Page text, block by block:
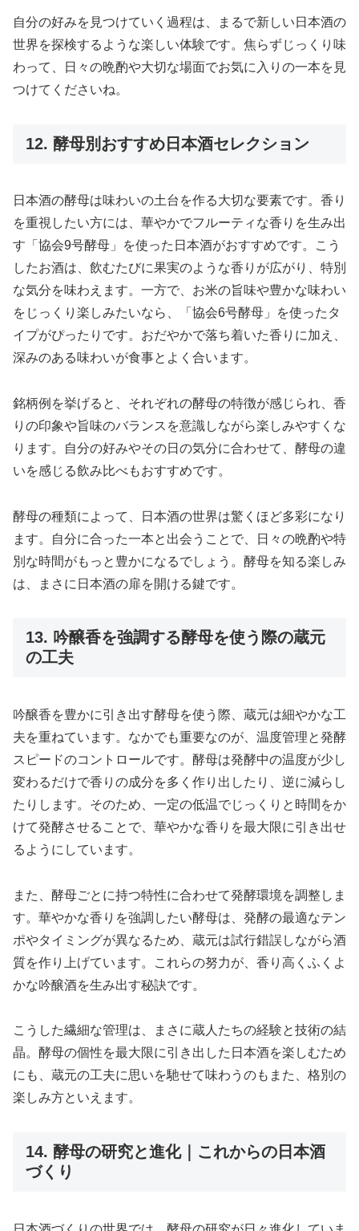
自分の好みを見つけていく過程は、まるで新しい日本酒の
世界を探検するような楽しい体験です。焦らずじっくり味
わって、日々の晩酌や大切な場面でお気に入りの一本を見
つけてくださいね。
12. 酵母別おすすめ日本酒セレクション
日本酒の酵母は味わいの土台を作る大切な要素です。香り
を重視したい方には、華やかでフルーティな香りを生み出
す「協会9号酵母」を使った日本酒がおすすめです。こう
したお酒は、飲むたびに果実のような香りが広がり、特別
な気分を味わえます。一方で、お米の旨味や豊かな味わい
をじっくり楽しみたいなら、「協会6号酵母」を使ったタ
イプがぴったりです。おだやかで落ち着いた香りに加え、
深みのある味わいが食事とよく合います。
銘柄例を挙げると、それぞれの酵母の特徴が感じられ、香
りの印象や旨味のバランスを意識しながら楽しみやすくな
ります。自分の好みやその日の気分に合わせて、酵母の違
いを感じる飲み比べもおすすめです。
酵母の種類によって、日本酒の世界は驚くほど多彩になり
ます。自分に合った一本と出会うことで、日々の晩酌や特
別な時間がもっと豊かになるでしょう。酵母を知る楽しみ
は、まさに日本酒の扉を開ける鍵です。
13. 吟醸香を強調する酵母を使う際の蔵元
の工夫
吟醸香を豊かに引き出す酵母を使う際、蔵元は細やかな工
夫を重ねています。なかでも重要なのが、温度管理と発酵
スピードのコントロールです。酵母は発酵中の温度が少し
変わるだけで香りの成分を多く作り出したり、逆に減らし
たりします。そのため、一定の低温でじっくりと時間をか
けて発酵させることで、華やかな香りを最大限に引き出せ
るようにしています。
また、酵母ごとに持つ特性に合わせて発酵環境を調整しま
す。華やかな香りを強調したい酵母は、発酵の最適なテン
ポやタイミングが異なるため、蔵元は試行錯誤しながら酒
質を作り上げています。これらの努力が、香り高くふくよ
かな吟醸酒を生み出す秘訣です。
こうした繊細な管理は、まさに蔵人たちの経験と技術の結
晶。酵母の個性を最大限に引き出した日本酒を楽しむため
にも、蔵元の工夫に思いを馳せて味わうのもまた、格別の
楽しみ方といえます。
14. 酵母の研究と進化｜これからの日本酒
づくり